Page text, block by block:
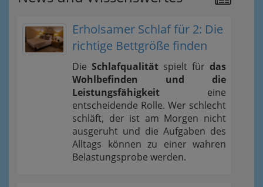
Erholsamer Schlaf für 2: Die
richtige Bettgröße finden
Die Schlafqualität spielt für das
Wohlbefinden und die
Leistungsfähigkeit eine
entscheidende Rolle. Wer schlecht
schläft, der ist am Morgen nicht
ausgeruht und die Aufgaben des
Alltags können zu einer wahren
Belastungsprobe werden.